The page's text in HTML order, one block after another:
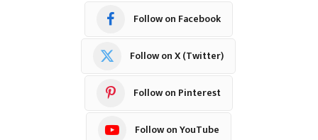
Follow on Facebook
Follow on X (Twitter)
Follow on Pinterest
Follow on YouTube